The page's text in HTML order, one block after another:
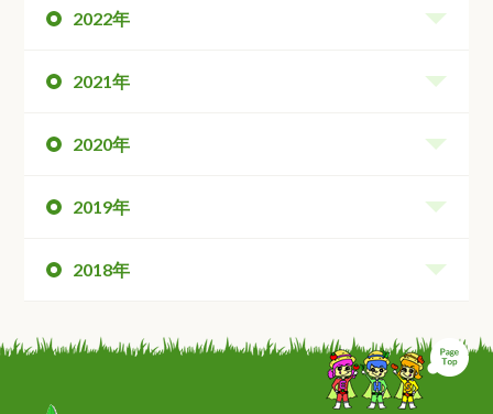
2022年
2021年
2020年
2019年
2018年
ペ